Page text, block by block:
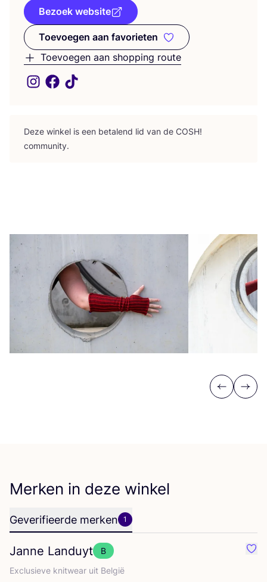
Bezoek website
Toevoegen aan favorieten
Toevoegen aan favorieten
Toevoegen aan shopping route
Deze win­kel is een beta­lend lid van de COSH!
community.
Previous
Next
Merken in deze winkel
Geverifieerde merken 1
Janne Landuyt
B
Exclu­sie­ve knit­wear uit België